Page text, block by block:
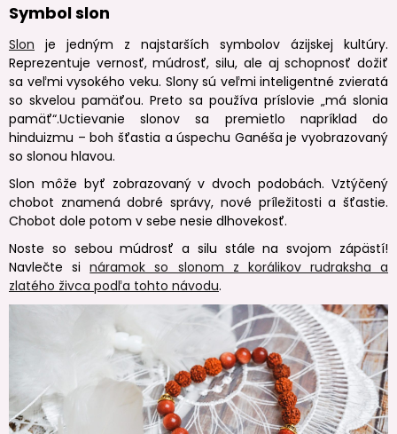
Symbol slon
Slon je jedným z najstarších symbolov ázijskej kultúry.
Reprezentuje vernosť, múdrosť, silu, ale aj schopnosť dožiť
sa veľmi vysokého veku. ​Slony sú veľmi inteligentné zvieratá
so skvelou pamäťou. Preto sa používa príslovie „má slonia
pamäť“.Uctievanie slonov sa premietlo napríklad do
hinduizmu – boh šťastia a úspechu Ganéša je vyobrazovaný
so slonou hlavou.
Slon môže byť zobrazovaný v dvoch podobách. Vztýčený
chobot znamená dobré správy, nové príležitosti a šťastie.
Chobot dole potom v sebe nesie dlhovekosť.
Noste so sebou múdrosť a silu stále na svojom zápästí!
Navlečte sináramok so slonom z korálikov rudraksha a
zlatého živca podľa tohto návodu.